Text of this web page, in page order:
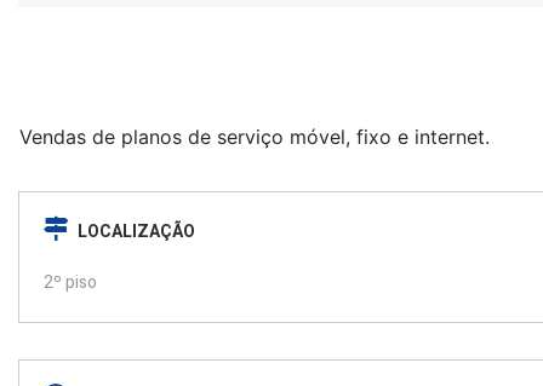
Vendas de planos de serviço móvel, fixo e internet.
LOCALIZAÇÃO
2º piso